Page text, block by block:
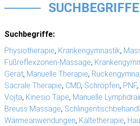
SUCHBEGRIFFE
Suchbegriffe:
Physiotherapie, Krankengymnastik,
Fußreflexzonen-Massage,
Gerät, Manuelle Therapie,
Sacrale Therapie, CMD, Schröpfen, PNF,
Vojta, Kinesio Tape, Manuelle
Breuss Massage,
Wärmeanwendungen, Kältetherapie,